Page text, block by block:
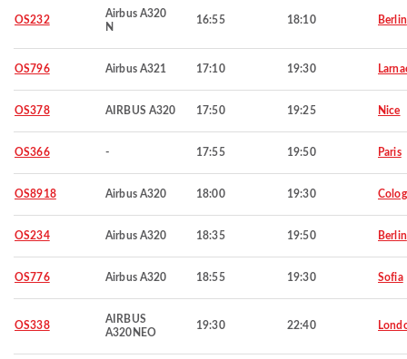
OS232
Airbus A320
N
16:55 18:10 Berlin
OS796 Airbus A321 17:10 19:30
OS378 AIRBUS A320 17:50 19:25 Nice
OS366 - 17:55 19:50 Paris
OS8918 Airbus A320 18:00 19:30
OS234 Airbus A320 18:35 19:50 Berlin
OS776 Airbus A320 18:55 19:30 Sofia
OS338
AIRBUS
A320NEO
19:30 22:40